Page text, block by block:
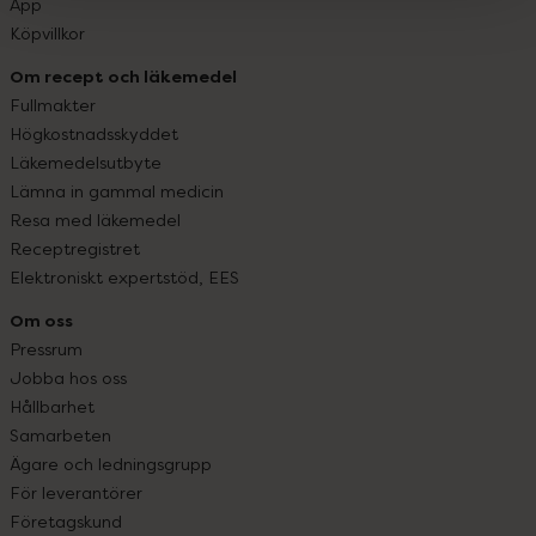
Köpvillkor
Om recept och läkemedel
Fullmakter
Högkostnadsskyddet
Läkemedelsutbyte
Lämna in gammal medicin
Resa med läkemedel
Receptregistret
Elektroniskt expertstöd, EES
Om oss
Pressrum
Jobba hos oss
Hållbarhet
Samarbeten
Ägare och ledningsgrupp
För leverantörer
Företagskund